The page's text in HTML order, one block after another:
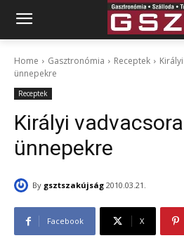
Home Gasztronómia Receptek
ünnepekre
Receptek
Királyi
ünnepekre
By gsztszakújság 2010.03.21.
Facebook X